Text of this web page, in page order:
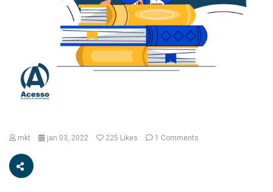
mkt jan 03, 2022 225 Likes 1 Comments